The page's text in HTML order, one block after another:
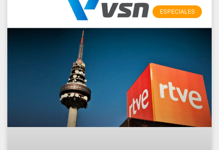
ESPECIALES